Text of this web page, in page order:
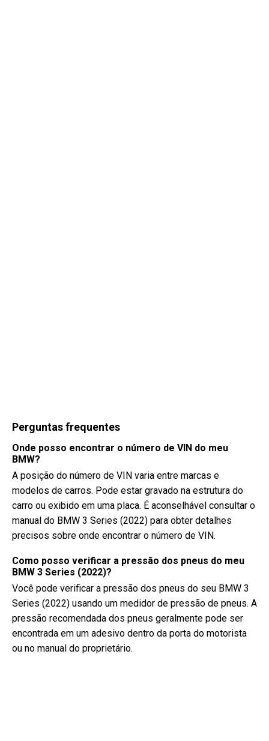
Perguntas frequentes
Onde posso encontrar o número de VIN do meu
BMW?
A posição do número de VIN varia entre marcas e
modelos de carros. Pode estar gravado na estrutura do
carro ou exibido em uma placa. É aconselhável consultar o
manual do BMW 3 Series (2022) para obter detalhes
precisos sobre onde encontrar o número de VIN.
Como posso verificar a pressão dos pneus do meu
BMW 3 Series (2022)?
Você pode verificar a pressão dos pneus do seu BMW 3
Series (2022) usando um medidor de pressão de pneus. A
pressão recomendada dos pneus geralmente pode ser
encontrada em um adesivo dentro da porta do motorista
ou no manual do proprietário.